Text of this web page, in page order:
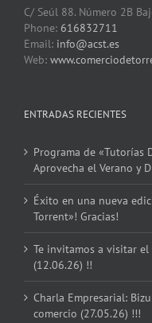
C/ Seúl 88. Número 2B
Phone: 616832711
Email: info@acst.es
Web:
ENTRADAS RECIENTES
Programa de «Tutorías
Aprovecha el Verano y
Éxito en una nueva
Torrent»! Gracias!
Te invitamos a visitar el
(12.06.26) !!
Charla Empresarial:
comercio (27.05.26) !!!